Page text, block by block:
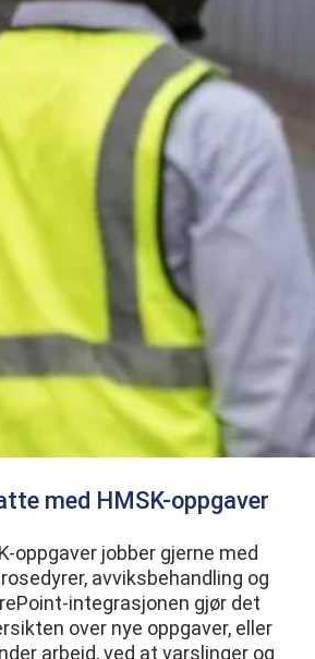
med HMSK-oppgaver
oppgaver jobber gjerne med
avviksbehandling og
integrasjonen gjør det
over nye oppgaver, eller
arbeid, ved at varslinger og